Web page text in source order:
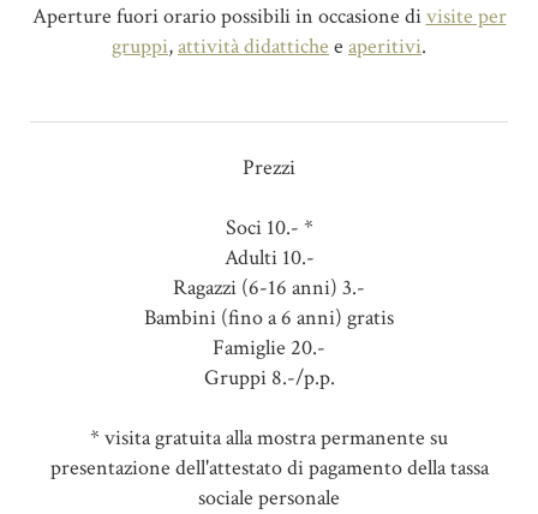
Aperture fuori orario possibili in occasione divisite per
gruppi,attività didattiche e aperitivi.
Prezzi
Soci 10.- *
Adulti 10.-
Ragazzi (6-16 anni) 3.-
Bambini (fino a 6 anni) gratis
Famiglie 20.-
Gruppi 8.-/p.p.
* visita gratuita alla mostra permanente su
presentazione dell'attestato di pagamento della tassa
sociale personale